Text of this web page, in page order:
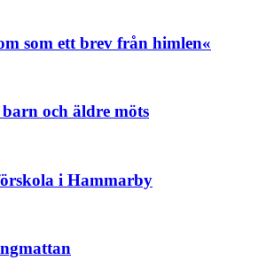
som ett brev från himlen«
och äldre möts
i Hammarby